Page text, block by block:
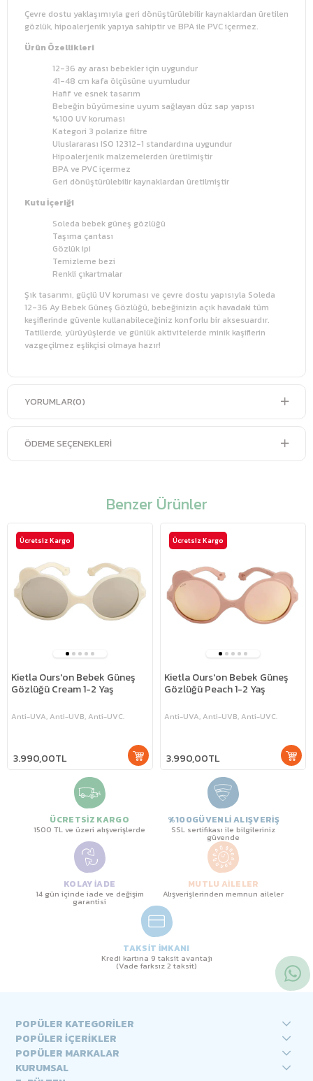
Çevre dostu yaklaşımıyla geri dönüştürülebilir kaynaklardan üretilen
gözlük, hipoalerjenik yapıya sahiptir ve BPA ile PVC içermez.
Ürün Özellikleri
12-36 ay arası bebekler için uygundur
41-48 cm kafa ölçüsüne uyumludur
Hafif ve esnek tasarım
Bebeğin büyümesine uyum sağlayan düz sap yapısı
%100 UV koruması
Kategori 3 polarize filtre
Uluslararası ISO 12312-1 standardına uygundur
Hipoalerjenik malzemelerden üretilmiştir
BPA ve PVC içermez
Geri dönüştürülebilir kaynaklardan üretilmiştir
Kutu İçeriği
Soleda bebek güneş gözlüğü
Taşıma çantası
Gözlük ipi
Temizleme bezi
Renkli çıkartmalar
Şık tasarımı, güçlü UV koruması ve çevre dostu yapısıyla Soleda
12-36 Ay Bebek Güneş Gözlüğü, bebeğinizin açık havadaki tüm
keşiflerinde güvenle kullanabileceğiniz konforlu bir aksesuardır.
Tatillerde, yürüyüşlerde ve günlük aktivitelerde minik kaşiflerin
vazgeçilmez eşlikçisi olmaya hazır!
YORUMLAR(0)
ÖDEME SEÇENEKLERI
Benzer Ürünler
Kietla Ours'on Bebek Güneş
Gözlüğü Cream 1-2 Yaş
Anti-UVA, Anti-UVB, Anti-UVC.
3.990,00TL
Ücretsiz Kargo
Kietla Ours'on Bebek Güneş
Gözlüğü Peach 1-2 Yaş
Anti-UVA, Anti-UVB, Anti-UVC.
3.990,00TL
Ücretsiz Kargo
ÜCRETSİZ KARGO
1500 TL ve üzeri alışverişlerde
%100GÜVENLİ ALIŞVERİŞ
SSL sertifikası ile bilgileriniz
güvende
KOLAY İADE
14 gün içinde iade ve değişim
garantisi
MUTLU AİLELER
Alışverişlerinden memnun aileler
TAKSİT İMKANI
Kredi kartına 9 taksit avantajı
(Vade farksız 2 taksit)
POPÜLER KATEGORİLER
POPÜLER İÇERİKLER
POPÜLER MARKALAR
KURUMSAL